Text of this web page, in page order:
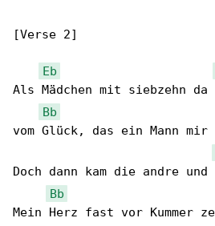
[Verse 2]
Eb
Als Mädchen mit siebzehn
Bb
vom Glück, das ein Mann mir
Doch dann kam die andre
Bb
Mein Herz fast vor Kummer